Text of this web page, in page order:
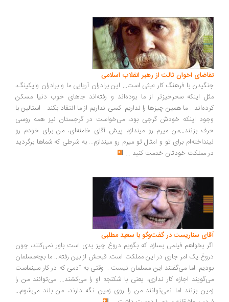
اخوان ثالث از رهبر انقلاب اسلامی
با فرهنگ کار عبثی است... این برادران آریایی ما و برادران وایکینگ،
اینکه سحرخیزتر از ما بوده‌اند و رفته‌اند جاهای خوب دنیا مسکن
ما همین چیزها را نداریم. کسی نداریم از ما انتقاد بکند... استالین با
اینکه خودش گرجی بود، می‌خواست در گرجستان نیز همه روسی
بزنند...من میرم رو میندازم پیش آقای خامنه‌ای، من برای خودم رو
برای تو و امثال تو میرم رو میندازم... به شرطی که شماها برگردید
مملکت خودتان خدمت کنید...
سناریست در گفت‌وگو با سعید مطلبی
بخواهم فیلمی بسازم که بگویم دروغ چیز بدی است باور نمی‌کنند، چون
یک امر جاری در این مملکت است. قبحش از بین رفته... ما بچه‌مسلمان
اما می‌گفتند این مسلمان نیست... وقتی به آدمی که در کار سینماست
اجازه کار نداری، یعنی با شکنجه او را می‌کشند... می‌توانند من را
بزنند اما نمی‌توانند من را روی زمین نگه دارند، من بلند می‌شوم...